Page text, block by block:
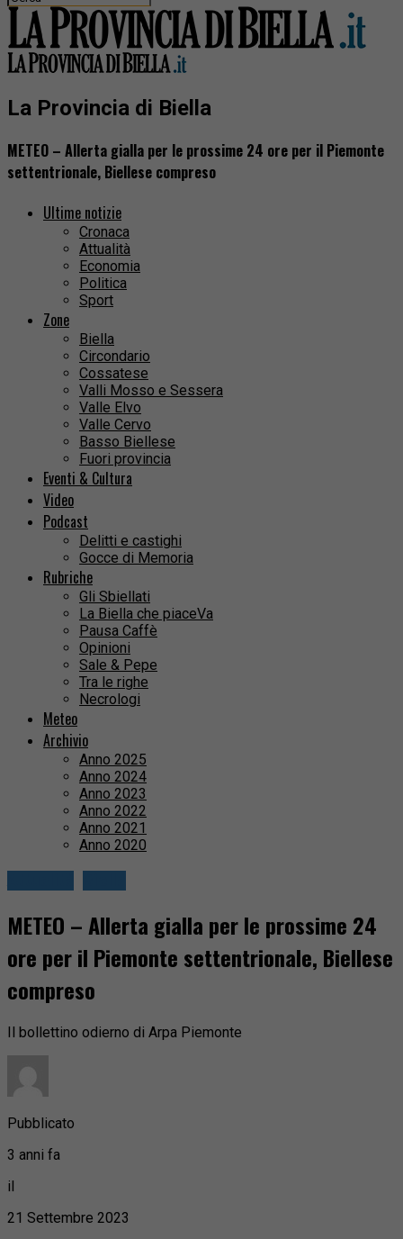
La Provincia di Biella
METEO – Allerta gialla per le prossime 24 ore per il Piemonte
settentrionale, Biellese compreso
Ultime notizie
Cronaca
Attualità
Economia
Politica
Sport
Zone
Biella
Circondario
Cossatese
Valli Mosso e Sessera
Valle Elvo
Valle Cervo
Basso Biellese
Fuori provincia
Eventi & Cultura
Video
Podcast
Delitti e castighi
Gocce di Memoria
Rubriche
Gli Sbiellati
La Biella che piaceVa
Pausa Caffè
Opinioni
Sale & Pepe
Tra le righe
Necrologi
Meteo
Archivio
Anno 2025
Anno 2024
Anno 2023
Anno 2022
Anno 2021
Anno 2020
METEO – Allerta gialla per le prossime 24
ore per il Piemonte settentrionale, Biellese
compreso
Il bollettino odierno di Arpa Piemonte
Pubblicato
3 anni fa
il
21 Settembre 2023